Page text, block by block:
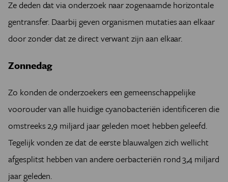
Ze deden dat via onderzoek naar zogenaamde horizontale
gentransfer. Daarbij geven organismen mutaties aan elkaar
door zonder dat ze direct verwant zijn aan elkaar.
Zonnedag
Zo konden de onderzoekers een gemeenschappelijke
voorouder van alle huidige cyanobacteriën identificeren die
omstreeks 2,9 miljard jaar geleden moet hebben geleefd.
Tegelijk vonden ze dat de eerste blauwalgen zich wellicht
afgesplitst hebben van andere oerbacteriën rond 3,4 miljard
jaar geleden.